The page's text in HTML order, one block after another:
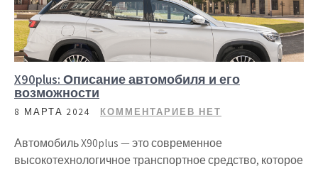
X90plus: Описание автомобиля и его
возможности
8 МАРТА 2024 КОММЕНТАРИЕВ НЕТ
Автомобиль X90plus — это современное
высокотехнологичное транспортное средство, которое